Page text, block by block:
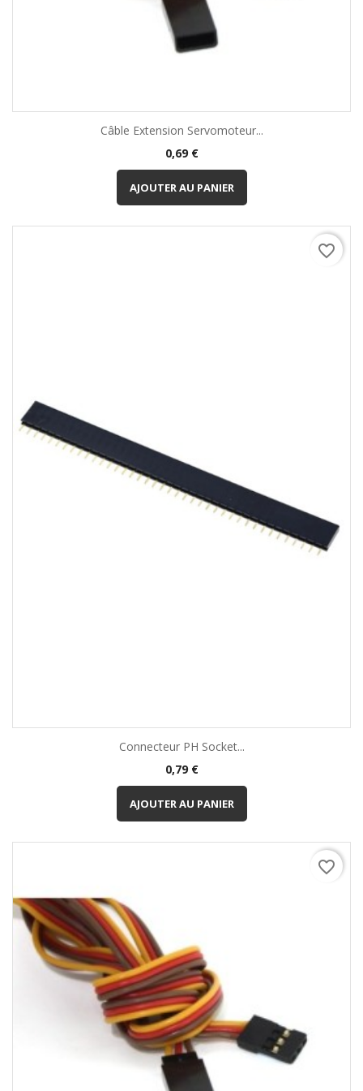
Câble Extension Servomoteur...
Prix
0,69 €
AJOUTER AU PANIER
Connecteur PH Socket...
Prix
0,79 €
AJOUTER AU PANIER
favorite_border
favorite_border